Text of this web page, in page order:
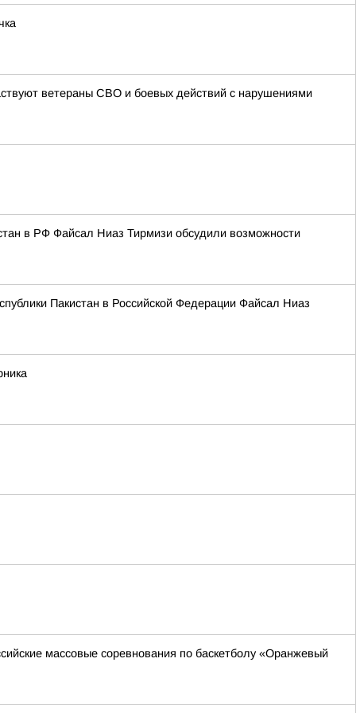
ветераны СВО и боевых действий с нарушениями
в РФ Файсал Ниаз Тирмизи обсудили возможности
Пакистан в Российской Федерации Файсал Ниаз
массовые соревнования по баскетболу «Оранжевый